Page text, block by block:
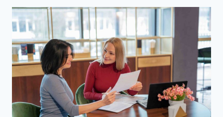
B1/B2
TOURIST
VISA